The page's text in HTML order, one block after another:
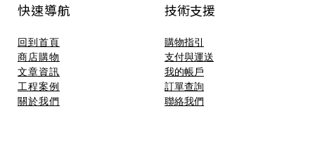
快速導航
回到首頁
商店購物
文章資訊
工程案例
關於我們
技術支援​
購物指引
支付與運送
我的帳戶
訂單查詢
聯絡我們